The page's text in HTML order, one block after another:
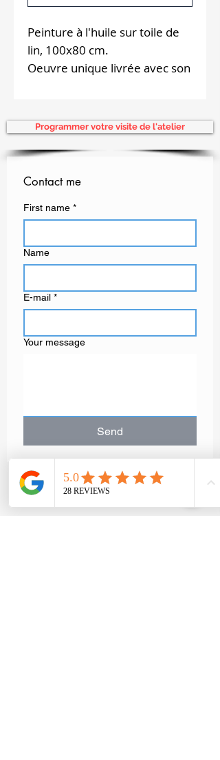
Peinture à l'huile sur toile de
lin, 100x80 cm.
Oeuvre unique livrée avec son
Programmer votre visite de l'atelier
Contact me
First name *
Name
E-mail *
Your message
Send
GAËLLE MOT